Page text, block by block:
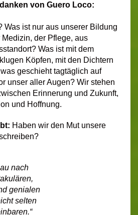
von Guero Loco:
Was ist nur aus unserer Bildung
der Pflege, aus
Was ist mit dem
Köpfen, mit den Dichtern
geschieht tagtäglich auf
unser aller Augen? Wir stehen
Erinnerung und Zukunft,
und Hoffnung.
Haben wir den Mut unsere
nach
genialen
selten